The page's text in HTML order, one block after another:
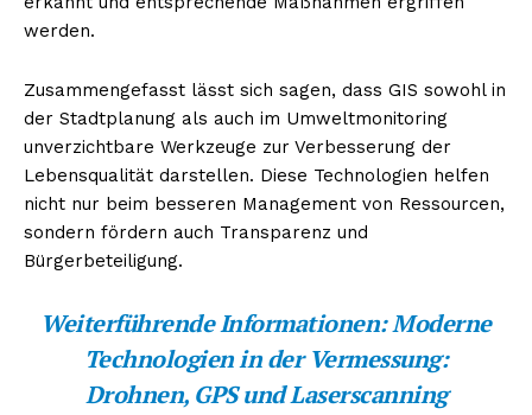
werden.
Zusammengefasst lässt sich sagen, dass GIS sowohl in
der Stadtplanung als auch im Umweltmonitoring
unverzichtbare Werkzeuge zur Verbesserung der
Lebensqualität darstellen. Diese Technologien helfen
nicht nur beim besseren Management von Ressourcen,
sondern fördern auch Transparenz und
Bürgerbeteiligung.
Weiterführende Informationen:Moderne
Technologien in der Vermessung:
Drohnen, GPS und Laserscanning